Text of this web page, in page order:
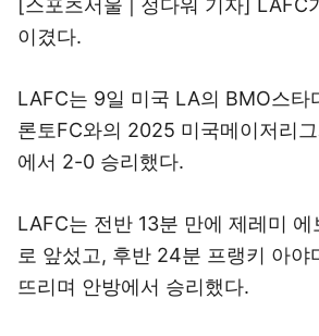
[스포츠서울 | 정다워 기자] LAFC
이겼다.
LAFC는 9일 미국 LA의 BMO스타
론토FC와의 2025 미국메이저리
에서 2-0 승리했다.
LAFC는 전반 13분 만에 제레미
로 앞섰고, 후반 24분 프랭키 아야
뜨리며 안방에서 승리했다.